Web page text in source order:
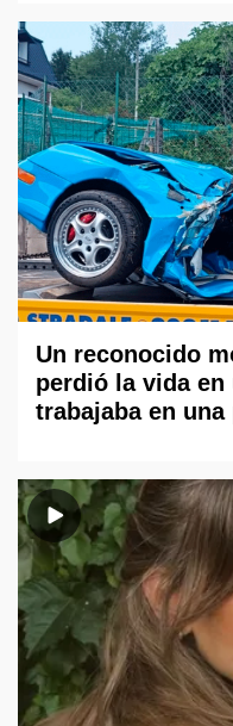
Un reconocido
perdió la vida
trabajaba en